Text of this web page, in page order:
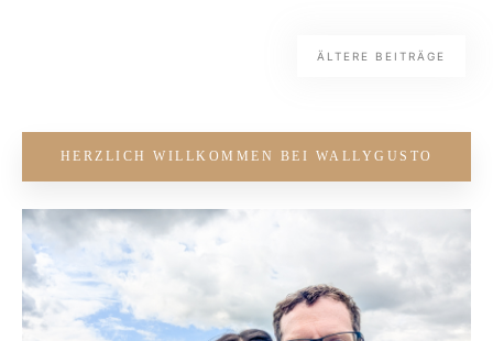
ÄLTERE BEITRÄGE
HERZLICH WILLKOMMEN BEI WALLYGUSTO